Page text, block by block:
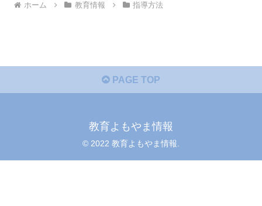
ホーム 教育情報 指導方法
PAGE TOP
教育よもやま情報
© 2022 教育よもやま情報.